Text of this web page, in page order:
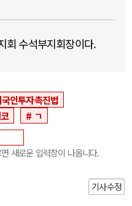
회 수석부지회장이다.
인투자촉진법
ㄱ
새로운 입력창이 나옵니다.
기사수정